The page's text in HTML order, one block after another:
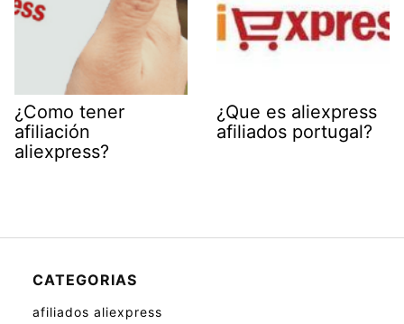
¿Como tener
afiliación
aliexpress?
¿Que es aliexpress
afiliados portugal?
CATEGORIAS
afiliados aliexpress